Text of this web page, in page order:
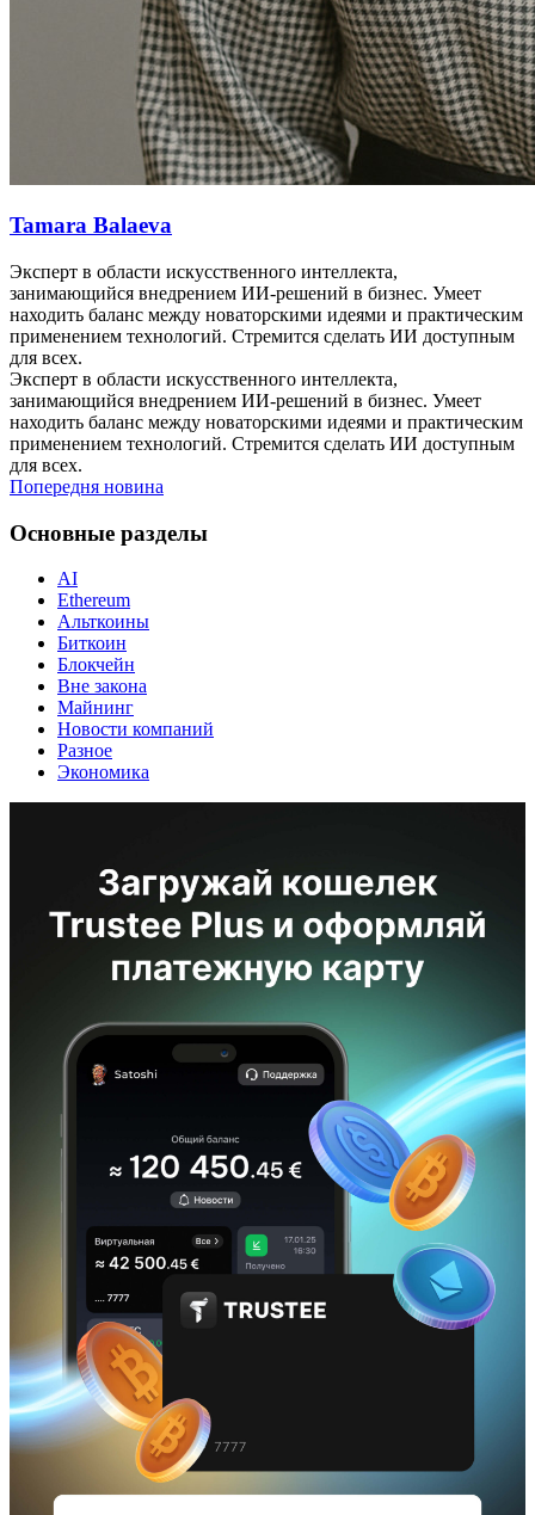
Tamara Balaeva
Эксперт в области искусственного интеллекта,
занимающийся внедрением ИИ-решений в бизнес. Умеет
находить баланс между новаторскими идеями и практическим
применением технологий. Стремится сделать ИИ доступным
для всех.
Эксперт в области искусственного интеллекта,
занимающийся внедрением ИИ-решений в бизнес. Умеет
находить баланс между новаторскими идеями и практическим
применением технологий. Стремится сделать ИИ доступным
для всех.
Попередня новина
Основные разделы
AI
Ethereum
Альткоины
Биткоин
Блокчейн
Вне закона
Майнинг
Новости компаний
Разное
Экономика